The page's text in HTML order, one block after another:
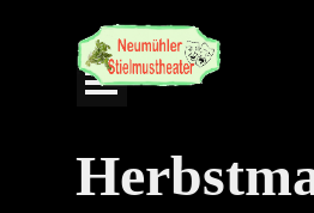
Menü überspringen